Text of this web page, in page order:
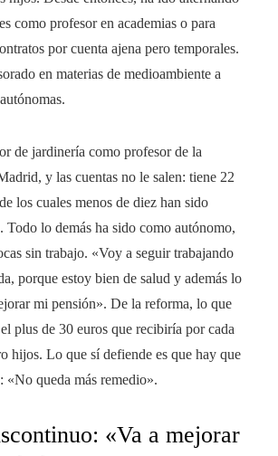
como profesor en academias o para
por cuenta ajena pero temporales.
en materias de medioambiente a
de jardinería como profesor de la
y las cuentas no le salen: tiene 22
los cuales menos de diez han sido
Todo lo demás ha sido como autónomo,
sin trabajo. «Voy a seguir trabajando
porque estoy bien de salud y además lo
mi pensión». De la reforma, lo que
plus de 30 euros que recibiría por cada
hijos. Lo que sí defiende es que hay que
«No queda más remedio».
«Va a mejorar